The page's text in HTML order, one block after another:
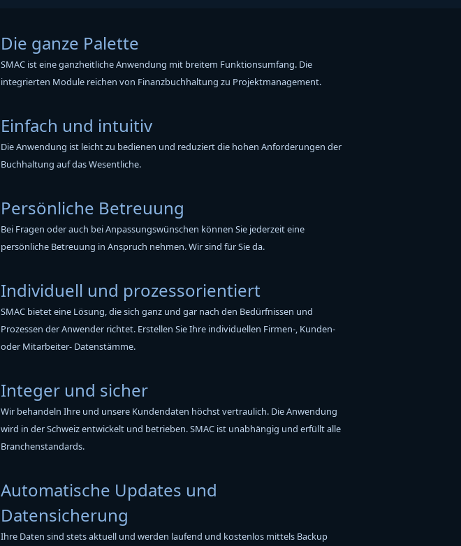
Die ganze Palette
SMAC ist eine ganzheitliche Anwendung mit breitem Funktionsumfang. Die
integrierten Module reichen von Finanzbuchhaltung zu Projektmanagement.
Einfach und intuitiv
Die Anwendung ist leicht zu bedienen und reduziert die hohen Anforderungen der
Buchhaltung auf das Wesentliche.
Persönliche Betreuung
Bei Fragen oder auch bei Anpassungswünschen können Sie jederzeit eine
persönliche Betreuung in Anspruch nehmen. Wir sind für Sie da.
Individuell und prozessorientiert
SMAC bietet eine Lösung, die sich ganz und gar nach den Bedürfnissen und
Prozessen der Anwender richtet. Erstellen Sie Ihre individuellen Firmen-, Kunden-
oder Mitarbeiter- Datenstämme.
Integer und sicher
Wir behandeln Ihre und unsere Kundendaten höchst vertraulich. Die Anwendung
wird in der Schweiz entwickelt und betrieben. SMAC ist unabhängig und erfüllt alle
Branchenstandards.
Automatische Updates und
Datensicherung
Ihre Daten sind stets aktuell und werden laufend und kostenlos mittels Backup